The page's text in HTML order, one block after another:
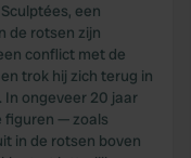
een
de rotsen zijn
conflict met de
trok hij zich terug in
In ongeveer 20 jaar
figuren — zoals
in de rotsen boven